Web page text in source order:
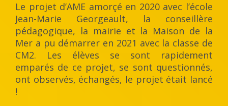
Le projet d’AME amorçé en 2020 avec l’école
Jean-Marie Georgeault, la conseillère
pédagogique, la mairie et la Maison de la
Mer a pu démarrer en 2021 avec la classe de
CM2. Les élèves se sont rapidement
emparés de ce projet, se sont questionnés,
ont observés, échangés, le projet était lancé
!